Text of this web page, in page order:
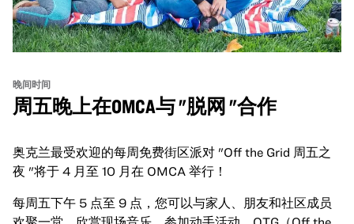
晚间时间
周五晚上在OMCA与 "脱网 "合作
奥克兰最受欢迎的每周免费街区派对 "Off the Grid 周五之
夜 "将于 4 月至 10 月在 OMCA 举行！
每周五下午 5 点至 9 点，您可以与家人、朋友和社区成员